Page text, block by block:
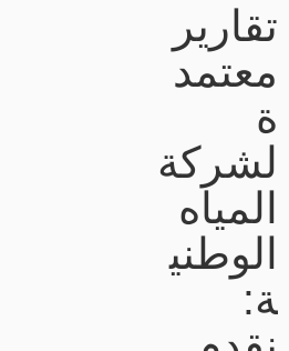
تقارير
معتمد
ة
لشركة
المياه
الوطني
ة: